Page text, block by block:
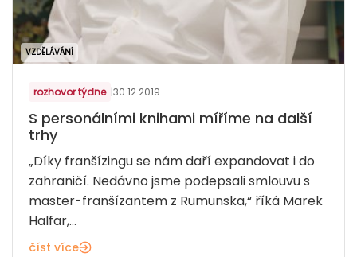
VZDĚLÁVÁNÍ
rozhovor týdne |30.12.2019
S personálními knihami míříme na další
trhy
„Díky franšízingu se nám daří expandovat i do
zahraničí. Nedávno jsme podepsali smlouvu s
master-franšízantem z Rumunska,“ říká Marek
Halfar,...
číst více